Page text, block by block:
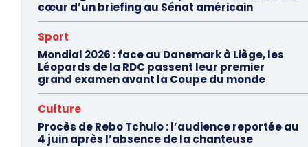
cœur d’un briefing au Sénat américain
Sport
Mondial 2026 : face au Danemark à Liège, les
Léopards de la RDC passent leur premier
grand examen avant la Coupe du monde
Culture
Procès de Rebo Tchulo : l’audience reportée au
4 juin après l’absence de la chanteuse